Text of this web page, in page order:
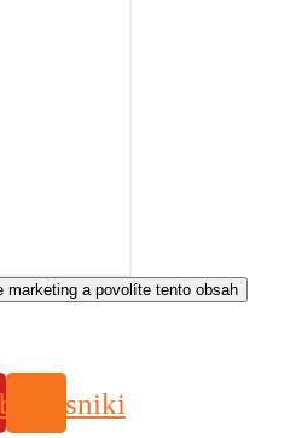
marketing a povolíte tento obsah